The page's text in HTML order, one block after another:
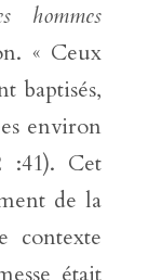
hommes
« Ceux
baptisés,
environ
:41). Cet
de la
contexte